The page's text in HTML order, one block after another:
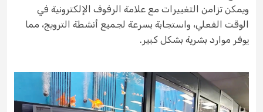
ويمكن تزامن التغييرات مع علامة الرفوف الإلكترونية في
الوقت الفعلي، واستجابة بسرعة لجميع أنشطة الترويج، مما
يوفر موارد بشرية بشكل كبير.